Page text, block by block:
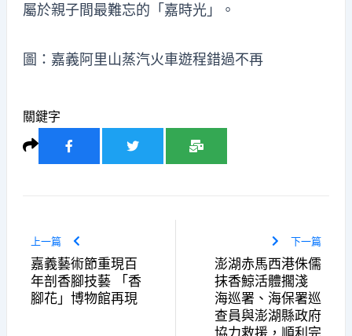
屬於親子間最難忘的「嘉時光」。
圖：嘉義阿里山蒸汽火車遊程錯過不再
關鍵字
上一篇
嘉義藝術節重現百
年剖香腳技藝 「香
腳花」博物館再現
下一篇
澎湖赤馬西港侏儒
抹香鯨活體擱淺
海巡署、海保署巡
查員與澎湖縣政府